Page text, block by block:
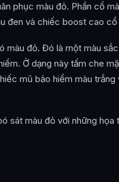
phục màu đỏ. Phần cổ
đen và chiếc boost cao cổ
màu đỏ. Đó là một màu
Ở dạng này tấm che
mũ bảo hiểm màu
sát màu đỏ với những